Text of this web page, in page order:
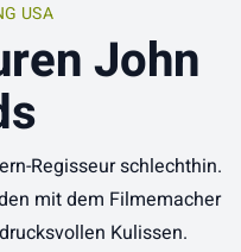
USA
John
Regisseur schlechthin.
mit dem Filmemacher
Kulissen.